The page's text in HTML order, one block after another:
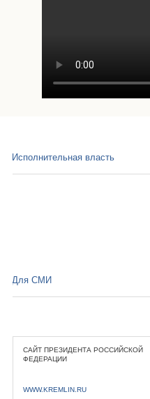
Исполнительная власть
Для СМИ
САЙТ ПРЕЗИДЕНТА РОССИЙСКОЙ
ФЕДЕРАЦИИ
WWW.KREMLIN.RU